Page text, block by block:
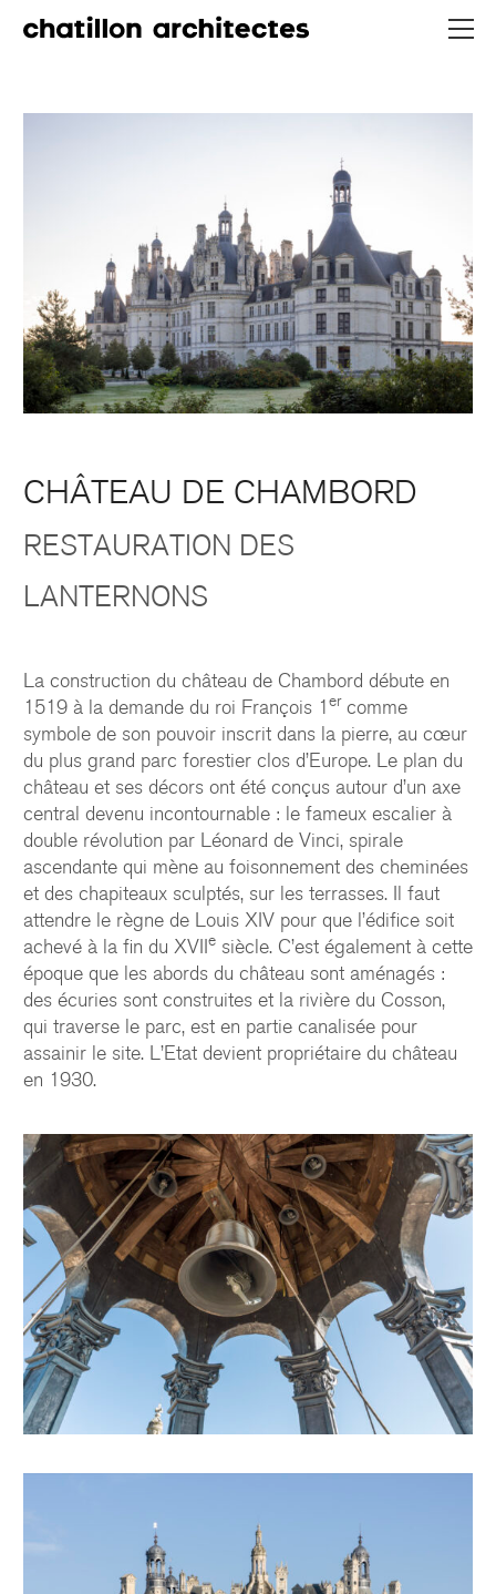
CHÂTEAU DE CHAMBORD
RESTAURATION DES
LANTERNONS
La construction du château de Chambord débute en
1519 à la demande du roi François 1 er comme
symbole de son pouvoir inscrit dans la pierre, au cœur
du plus grand parc forestier clos d’Europe. Le plan du
château et ses décors ont été conçus autour d’un axe
central devenu incontournable : le fameux escalier à
double révolution par Léonard de Vinci, spirale
ascendante qui mène au foisonnement des cheminées
et des chapiteaux sculptés, sur les terrasses. Il faut
attendre le règne de Louis XIV pour que l’édifice soit
achevé à la fin du XVII e siècle. C’est également à cette
époque que les abords du château sont aménagés :
des écuries sont construites et la rivière du Cosson,
qui traverse le parc, est en partie canalisée pour
assainir le site. L’Etat devient propriétaire du château
en 1930.